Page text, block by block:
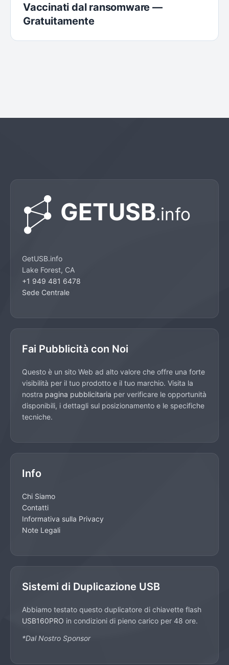
Vaccinati dal ransomware —
Gratuitamente
GetUSB.info
Lake Forest, CA
+1 949 481 6478
Sede Centrale
Fai Pubblicità con Noi
Questo è un sito Web ad alto valore che offre una forte
visibilità per il tuo prodotto e il tuo marchio. Visita la
nostra pagina pubblicitaria per verificare le opportunità
disponibili, i dettagli sul posizionamento e le specifiche
tecniche.
Info
Chi Siamo
Contatti
Informativa sulla Privacy
Note Legali
Sistemi di Duplicazione USB
Abbiamo testato questo duplicatore di chiavette flash
USB160PRO in condizioni di pieno carico per 48 ore.
*Dal Nostro Sponsor